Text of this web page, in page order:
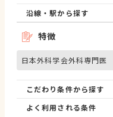
沿線・駅から探す
特徴
日本外科学会外科専門医
こだわり条件から探す
よく利用される条件